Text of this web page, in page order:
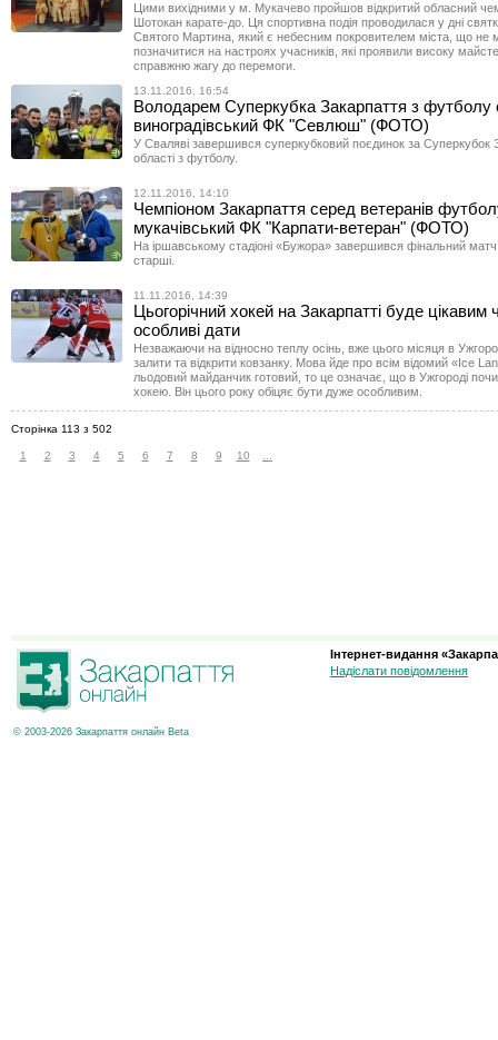
Цими вихідними у м. Мукачево пройшов відкритий обласний
Шотокан карате-до. Ця спортивна подія проводилася у дні
Святого Мартина, який є небесним покровителем міста, що не
позначитися на настроях учасників, які проявили високу
справжню жагу до перемоги.
13.11.2016, 16:54
Володарем Суперкубка Закарпаття з футболу
виноградівський ФК "Севлюш" (ФОТО)
У Сваляві завершився суперкубковий поєдинок за Суперкубок
області з футболу.
12.11.2016, 14:10
Чемпіоном Закарпаття серед ветеранів
мукачівський ФК "Карпати-ветеран" (ФОТО)
На іршавському стадіоні «Бужора» завершився фінальний матч
старші.
11.11.2016, 14:39
Цьогорічний хокей на Закарпатті буде цікавим
особливі дати
Незважаючи на відносно теплу осінь, вже цього місяця в
залити та відкрити ковзанку. Мова йде про всім відомий «Ice
льодовий майданчик готовий, то це означає, що в Ужгороді
хокею. Він цього року обіцяє бути дуже особливим.
Сторінка 113 з 502
1 2 3 4 5 6 7 8 9 10
© 2003-2026 Закарпаття онлайн Beta
Інтернет-видання
Надіслати повідомлення